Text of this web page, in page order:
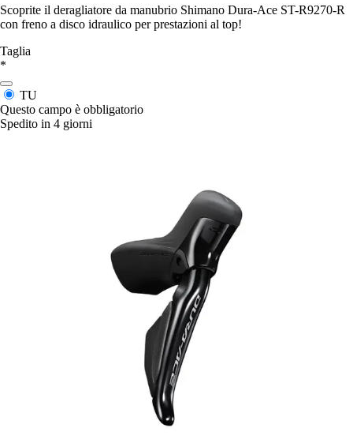
Scoprite il deragliatore da manubrio Shimano Dura-Ace ST-R9270-R
con freno a disco idraulico per prestazioni al top!
Taglia
*
TU
Questo campo è obbligatorio
Spedito in 4 giorni